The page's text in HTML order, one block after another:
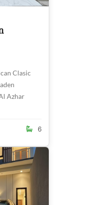
Clasic
Azhar
6